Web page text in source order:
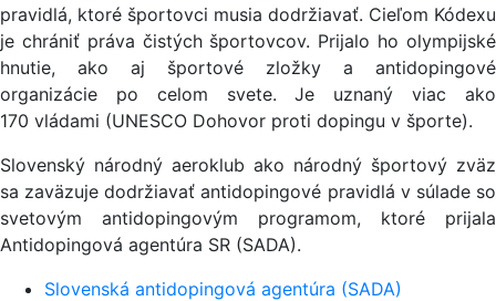
pravidlá, ktoré športovci musia dodržiavať. Cieľom Kódexu
je chrániť práva čistých športovcov. Prijalo ho olympijské
hnutie, ako aj športové zložky a antidopingové
organizácie po celom svete. Je uznaný viac ako
170 vládami (UNESCO Dohovor proti dopingu v športe).
Slovenský národný aeroklub ako národný športový zväz
sa zaväzuje dodržiavať antidopingové pravidlá v súlade so
svetovým antidopingovým programom, ktoré prijala
Antidopingová agentúra SR (SADA).
Slovenská antidopingová agentúra (SADA)